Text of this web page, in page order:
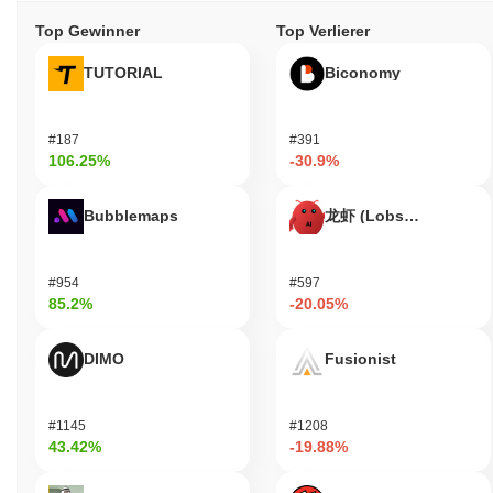
Blockvalidierungsprozess teilzunehmen. Diese Methode
incentiviert nicht nur ehrliches Verhalten unter den Validierern,
sondern trägt auch zur allgemeinen Netzwerksicherheit bei, indem
Hat MIRAI Kontroversen oder Risiken erlebt?
Bedenken hinsichtlich extremer Volatilität, die das Vertrauen der
Investoren beeinträchtigen kann. Darüber hinaus wurde das
Verbindung gebracht, was Bedenken hinsichtlich seiner
Zuverlässigkeit aufwirft. Rechtliche Probleme im Zusammenhang
Investoren weiter verstärkt.
Markteinblicke
Top Gewinner
TUTORIAL
#187
106.25%
Bubblemaps
#954
85.2%
DIMO
#1145
43.42%
Top Verlierer
Biconomy
#391
-30.9%
龙虾 (Lobster)
#597
-20.05%
Fusionist
#1208
-19.88%